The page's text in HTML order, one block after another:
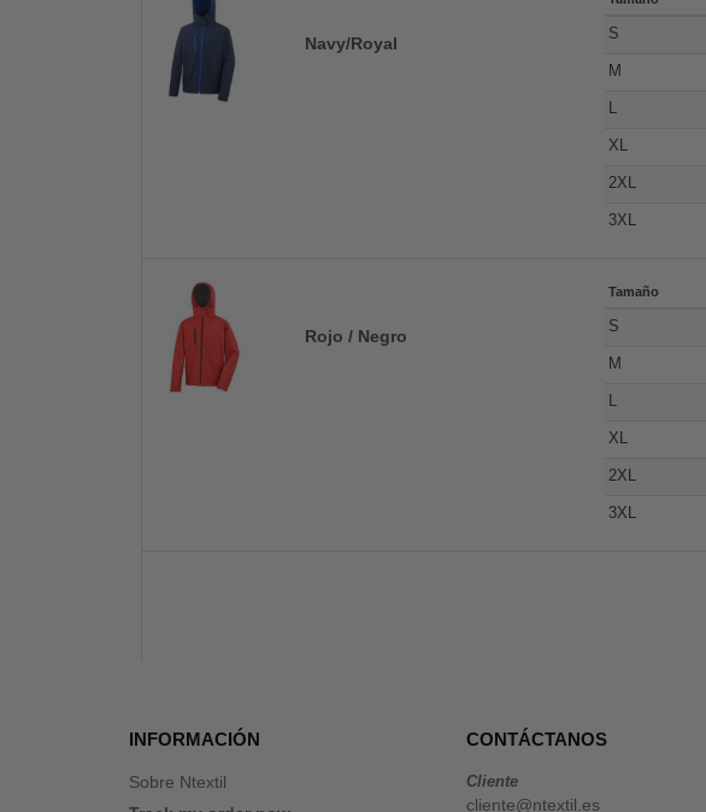
Navy/Royal
S
M
L
XL
2XL
3XL
Rojo / Negro
Tamaño
S
M
L
XL
2XL
3XL
INFORMACIÓN
Sobre Ntextil
CONTÁCTANOS
Cliente
cliente@ntextil.es